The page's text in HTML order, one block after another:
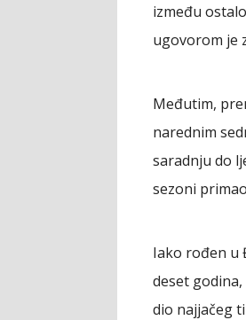
između
ugovorom je
Međutim,
narednim
saradnju do
sezoni
Iako rođen u
deset
dio najjačeg